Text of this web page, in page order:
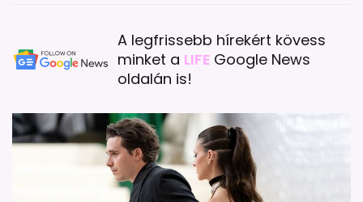
A legfrissebb hírekért kövess
minket a LIFE Google News
oldalán is!